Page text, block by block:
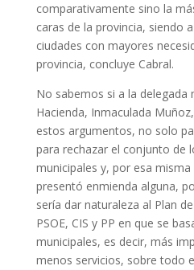
comparativamente sino la
caras de la provincia, siendo
ciudades con mayores
provincia, concluye Cabral.
No sabemos si a la delegada
Hacienda, Inmaculada
estos argumentos, no solo
para rechazar el conjunto de
municipales y, por esa
presentó enmienda alguna,
sería dar naturaleza al Plan
PSOE, CIS y PP en que se
municipales, es decir, más
menos servicios, sobre todo